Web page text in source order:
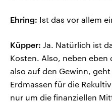
Ehring: Ist das vor allem
Küpper: Ja. Natürlich ist
Kosten. Also, neben eben
also auf den Gewinn,
Erdmassen für die
nur um die finanziellen